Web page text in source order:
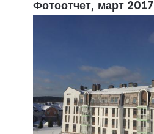
Фотоотчет, март 2017